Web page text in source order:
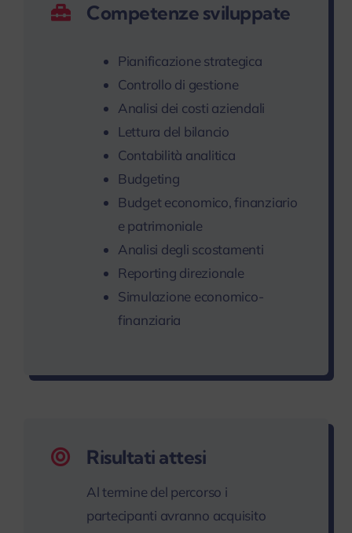
Competenze sviluppate
Pianificazione strategica
Controllo di gestione
Analisi dei costi aziendali
Lettura del bilancio
Contabilità analitica
Budgeting
Budget economico, finanziario
e patrimoniale
Analisi degli scostamenti
Reporting direzionale
Simulazione economico-
finanziaria
Risultati attesi
Al termine del percorso i
partecipanti avranno acquisito